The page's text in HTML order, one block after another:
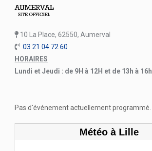
10 La Place, 62550, Aumerval
03 21 04 72 60
HORAIRES
Lundi et Jeudi : de 9H à 12H et de 13h à 16h
Pas d'événement actuellement programmé.
Météo à Lille